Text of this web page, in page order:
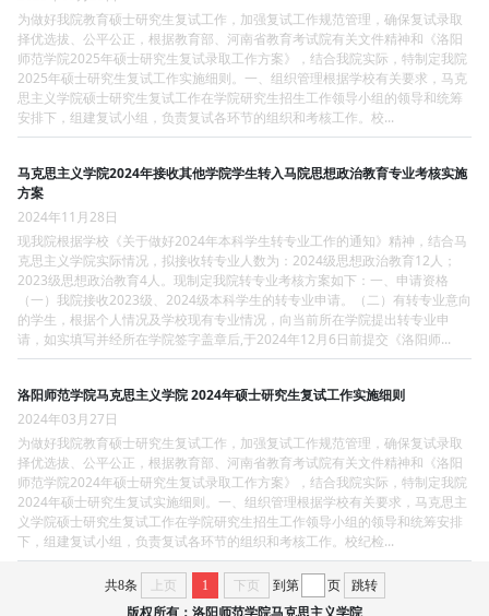
为做好我院教育硕士研究生复试工作，加强复试工作规范管理，确保复试录取
择优选拔、公平公正，根据教育部、河南省教育考试院有关文件精神和《洛阳
师范学院2025年硕士研究生复试录取工作方案》，结合我院实际，特制定我院
2025年硕士研究生复试工作实施细则。一、组织管理根据学校有关要求，马克
思主义学院硕士研究生复试工作在学院研究生招生工作领导小组的领导和统筹
安排下，组建复试小组，负责复试各环节的组织和考核工作。校...
马克思主义学院2024年接收其他学院学生转入马院思想政治教育专业考核实施
方案
2024年11月28日
现我院根据学校《关于做好2024年本科学生转专业工作的通知》精神，结合马
克思主义学院实际情况，拟接收转专业人数为：2024级思想政治教育12人；
2023级思想政治教育4人。现制定我院转专业考核方案如下：一、申请资格
（一）我院接收2023级、2024级本科学生的转专业申请。（二）有转专业意向
的学生，根据个人情况及学校现有专业情况，向当前所在学院提出转专业申
请，如实填写并经所在学院签字盖章后,于2024年12月6日前提交《洛阳师...
洛阳师范学院马克思主义学院 2024年硕士研究生复试工作实施细则
2024年03月27日
为做好我院教育硕士研究生复试工作，加强复试工作规范管理，确保复试录取
择优选拔、公平公正，根据教育部、河南省教育考试院有关文件精神和《洛阳
师范学院2024年硕士研究生复试录取工作方案》，结合我院实际，特制定我院
2024年硕士研究生复试实施细则。一、组织管理根据学校有关要求，马克思主
义学院硕士研究生复试工作在学院研究生招生工作领导小组的领导和统筹安排
下，组建复试小组，负责复试各环节的组织和考核工作。校纪检...
共8条 上页 1 下页 到第 页 跳转
版权所有：洛阳师范学院马克思主义学院